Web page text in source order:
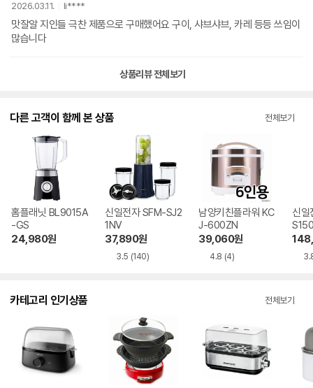
2026.03.11. li****
맛잘알 지인들 극찬 제품으로 구매했어요 구이, 샤브샤브, 카레 등등 쓰임이
많습니다
상품리뷰 전체보기
다른 고객이 함께 본 상품 전체보기
홈플래닛 BL9015A
-GS
24,980원
신일전자 SFM-SJ2
1NV
37,890원
3.5 (140)
남양키친플라워 KC
J-600ZN
39,060원
4.8 (4)
신일
카테고리 인기상품 전체보기